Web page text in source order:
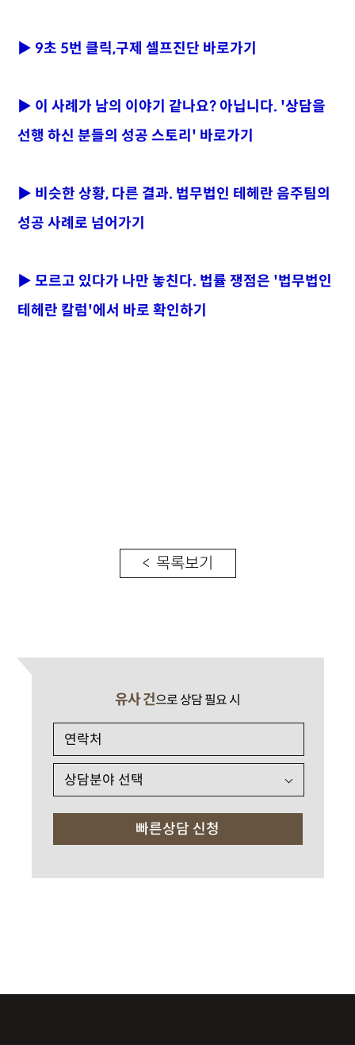
▶ 9초 5번 클릭,구제 셀프진단 바로가기
▶ 이 사례가 남의 이야기 같나요? 아닙니다. '상담을
선행 하신 분들의 성공 스토리' 바로가기
▶ 비슷한 상황, 다른 결과. 법무법인 테헤란 음주팀의
성공 사례로 넘어가기
▶ 모르고 있다가 나만 놓친다. 법률 쟁점은 '법무법인
테헤란 칼럼'에서 바로 확인하기
< 목록보기
유사 건으로 상담 필요 시